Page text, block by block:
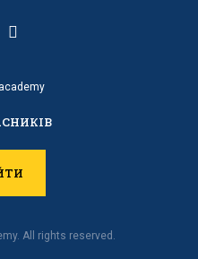
All rights reserved.